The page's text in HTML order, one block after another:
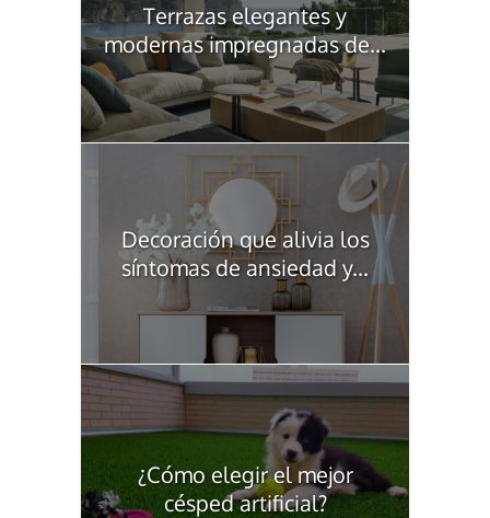
Terrazas elegantes y
modernas impregnadas de...
Decoración que alivia los
síntomas de ansiedad y...
¿Cómo elegir el mejor
césped artificial?